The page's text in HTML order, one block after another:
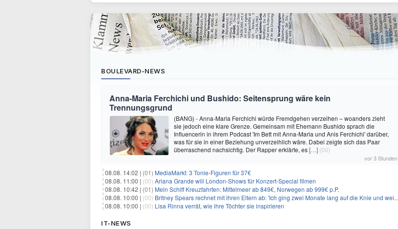
BOULEVARD-NEWS
Anna-Maria Ferchichi und Bushido: Seitensprung wäre kein
Trennungsgrund
(BANG) - Anna-Maria Ferchichi würde Fremdgehen verzeihen – woanders zieht
sie jedoch eine klare Grenze. Gemeinsam mit Ehemann Bushido sprach die
Influencerin in ihrem Podcast 'Im Bett mit Anna-Maria und Anis Ferchichi' darüber,
was für sie in einer Beziehung unverzeihlich wäre. Dabei zeigte sich das Paar
überraschend nachsichtig. Der Rapper erklärte, es[…] (00)
vor 3 Stunden
08.08. 14:02 | (01) MediaMarkt: 3 Tonie-Figuren für 37€
08.08. 11:00 | (00) Ariana Grande will London-Shows für Konzert-Special filmen
08.08. 10:42 | (01) Mein Schiff Kreuzfahrten: Mittelmeer ab 849€, Norwegen ab 999€ p.P.
08.08. 10:00 | (00) Britney Spears rechnet mit ihren Eltern ab: 'Ich ging zwei Monate lang auf die Knie und weinte'
08.08. 10:00 | (00) Lisa Rinna verrät, wie ihre Töchter sie inspirieren
IT-NEWS